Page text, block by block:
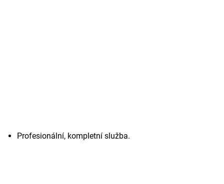
Profesionální, kompletní služba.